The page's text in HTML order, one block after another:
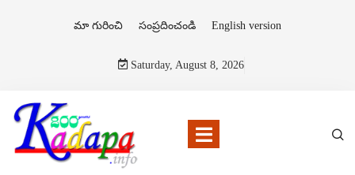
మా గురించి సంప్రదించండి English version
Saturday, August 8, 2026